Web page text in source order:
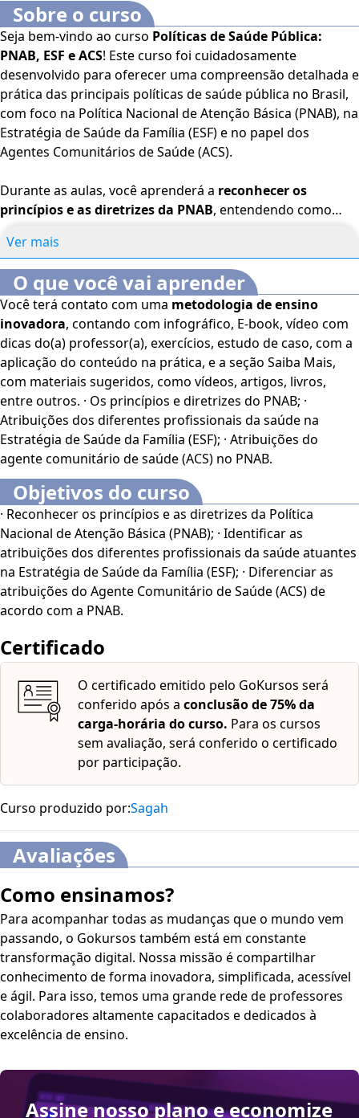
Sobre o curso
Seja bem-vindo ao curso Políticas de Saúde Pública:
PNAB, ESF e ACS! Este curso foi cuidadosamente
desenvolvido para oferecer uma compreensão detalhada e
prática das principais políticas de saúde pública no Brasil,
com foco na Política Nacional de Atenção Básica (PNAB), na
Estratégia de Saúde da Família (ESF) e no papel dos
Agentes Comunitários de Saúde (ACS).
Durante as aulas, você aprenderá a reconhecer os
princípios e as diretrizes da PNAB, entendendo como
funcionamento da atenção básica no país. Vamos
identificar as atribuições dos diferentes profissionais da
saúde atuantes na ESF, destacando as responsabilidades
de médicos, enfermeiros, técnicos de enfermagem e
outros membros da equipe de saúde da família. Além
disso, vamosdiferenciar as atribuições do Agente
Comunitário de Saúde (ACS) de acordo com a PNAB,
mostrando como esse profissional desempenha um papel
essencial na promoção da saúde e na prevenção de
doenças junto às comunidades.
Este curso oferece uma abordagem prática e acessível,
projetada para capacitar profissionais e estudantes
com os conhecimentos e habilidades necessários para
atuar de forma eficaz no sistema de saúde pública.
Inscreva-se agora e comece a aprimorar suas
competências. Aproveite ao máximo essa oportunidade de
aprendizado transformador!
OCurso Online Políticas de Saúde Pública: PNAB, ESF e
Pública, além de interessados no assunto.
Este curso dispõe dos seguintes recursos de
acessibilidade: cores em alto-contraste, aumento de
fonte e tradução automática mediante a Língua
Brasileira de Sinais (Libras). Para ativar esses recursos,
acesse minha conta do lado direito da tela na parte
superior e habilite de acordo com sua necessidade.
O conteúdo do curso ficará disponível por até 120 dias
após a compra.
Ver mais
O que você vai aprender
Você terá contato com uma metodologia de ensino
inovadora, contando com infográfico, E-book, vídeo com
dicas do(a) professor(a), exercícios, estudo de caso, com a
aplicação do conteúdo na prática, e a seção Saiba Mais,
com materiais sugeridos, como vídeos, artigos, livros,
entre outros. · Os princípios e diretrizes do PNAB; ·
Atribuições dos diferentes profissionais da saúde na
Estratégia de Saúde da Família (ESF); · Atribuições do
agente comunitário de saúde (ACS) no PNAB.
Objetivos do curso
· Reconhecer os princípios e as diretrizes da Política
Nacional de Atenção Básica (PNAB); · Identificar as
atribuições dos diferentes profissionais da saúde atuantes
na Estratégia de Saúde da Família (ESF); · Diferenciar as
atribuições do Agente Comunitário de Saúde (ACS) de
acordo com a PNAB.
Certificado
O certificado emitido pelo GoKursos será
conferido após a conclusão de 75% da
carga-horária do curso. Para os cursos
sem avaliação, será conferido o certificado
por participação.
Curso produzido por:Sagah
Avaliações
Como ensinamos?
Para acompanhar todas as mudanças que o mundo vem
passando, o Gokursos também está em constante
transformação digital. Nossa missão é compartilhar
conhecimento de forma inovadora, simplificada, acessível
e ágil. Para isso, temos uma grande rede de professores
colaboradores altamente capacitados e dedicados à
excelência de ensino.
Assine nosso plano e economize